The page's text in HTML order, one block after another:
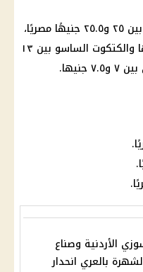
يتراوح سعر الكتكوت الأبيض اليوم بين ٢٥ و٢٥.٥ جنيهًا مصريًا،
والكتكوت المشعر بين ٧.٥ و٨ جنيها والكتكوت الساسو بين ١٣
الأردنية وصناع
بالعري انحدار